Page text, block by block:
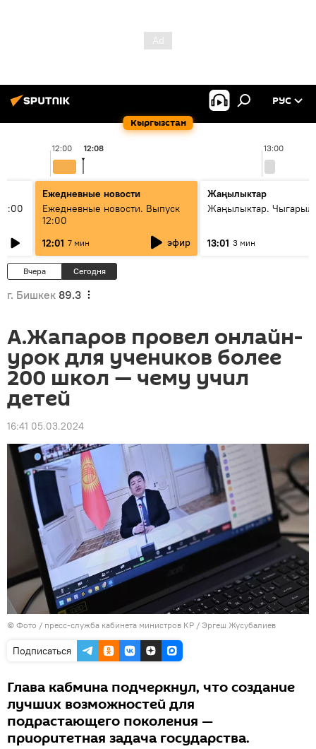
Кыргызстан
РУС
12:00 13:00
12:08
Ежедневные новости
Ежедневные новости. Выпуск
12:00
12:01 7 мин эфир
Жаңылыктар
Жаңылыктар.
13:01 3 мин
Вчера Сегодня
г. Бишкек 89.3
А.Жапаров провел онлайн-
урок для учеников более
200 школ — чему учил
детей
16:41 05.03.2024
© Фото / пресс-служба кабинета министров КР / Эргеш Жусубалиев
Подписаться
Глава кабмина подчеркнул, что создание
лучших возможностей для
подрастающего поколения —
приоритетная задача государства.